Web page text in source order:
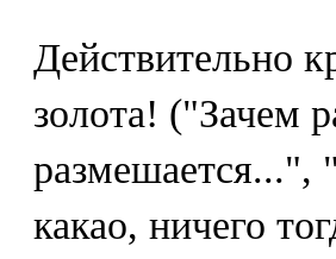
Действительно
золота! ("Зачем
размешается...",
какао, ничего